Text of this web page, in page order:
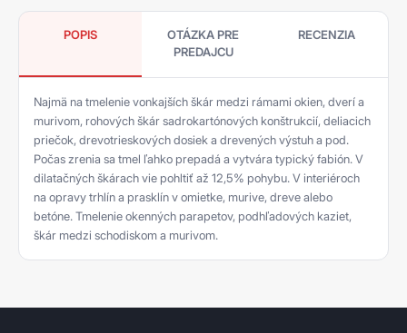
POPIS
OTÁZKA PRE
PREDAJCU
RECENZIA
Najmä na tmelenie vonkajších škár medzi rámami okien, dverí a
murivom, rohových škár sadrokartónových konštrukcií, deliacich
priečok, drevotrieskových dosiek a drevených výstuh a pod.
Počas zrenia sa tmel ľahko prepadá a vytvára typický fabión. V
dilatačných škárach vie pohltiť až 12,5% pohybu. V interiéroch
na opravy trhlín a prasklín v omietke, murive, dreve alebo
betóne. Tmelenie okenných parapetov, podhľadových kaziet,
škár medzi schodiskom a murivom.